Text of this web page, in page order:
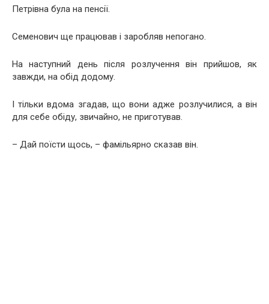
Петрівна була на пенсії.
Семенович ще працював і заробляв непогано.
На наступний день після розлучення він прийшов, як
завжди, на обід додому.
І тільки вдома згадав, що вони адже розлучилися, а він
для себе обіду, звичайно, не приготував.
– Дай поїсти щось, – фамільярно сказав він.